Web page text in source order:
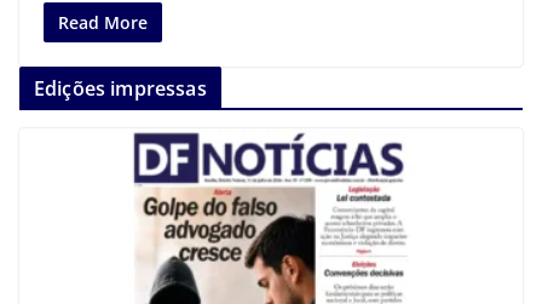
Read More
Edições impressas